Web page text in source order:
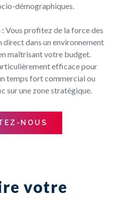
démographiques.
:Vous profitez de la force des
direct dans un environnement
maîtrisant votre budget.
efficace pour
temps fort commercial ou
sur une zone stratégique.
NOUS
votre